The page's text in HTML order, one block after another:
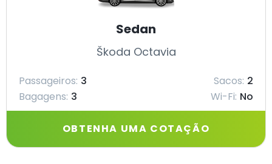
Sedan
Škoda Octavia
Passageiros: 3 Sacos: 2
Bagagens: 3 Wi-Fi: No
OBTENHA UMA COTAÇÃO